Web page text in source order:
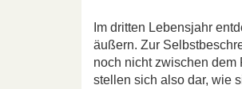
Im dritten Lebensjahr
äußern. Zur
noch nicht zwischen dem
stellen sich also dar, wie